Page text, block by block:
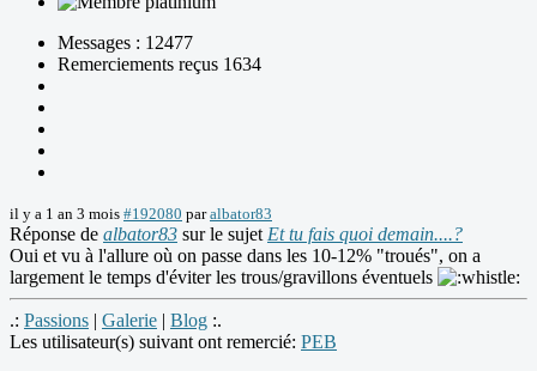
Messages : 12477
Remerciements reçus 1634
il y a 1 an 3 mois #192080 paralbator83
Réponse de albator83 sur le sujet Et tu fais quoi demain....?
Oui et vu à l'allure où on passe dans les 10-12% "troués", on a
largement le temps d'éviter les trous/gravillons éventuels
.: Passions | Galerie | Blog :.
Les utilisateur(s) suivant ont remercié: PEB